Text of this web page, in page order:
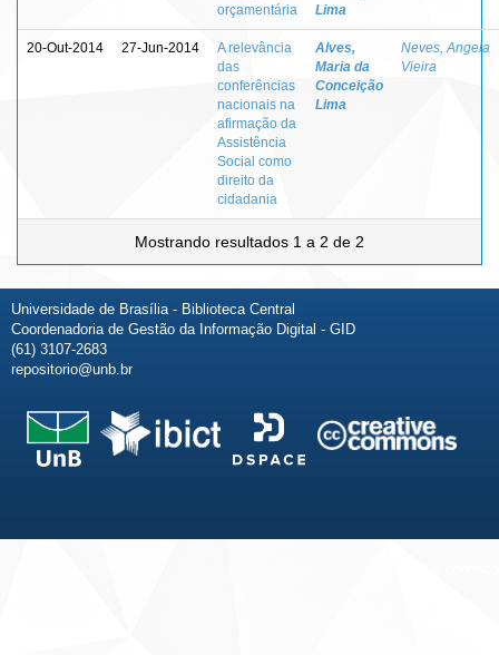
orçamentária
Lima
20-Out-2014 27-Jun-2014
A relevância
das
conferências
nacionais na
afirmação da
Assistência
Social como
direito da
cidadania
Alves,
Maria da
Conceição
Lima
Neves, Angela
Vieira
Mostrando resultados 1 a 2 de 2
Universidade de Brasília - Biblioteca Central
Coordenadoria de Gestão da Informação Digital - GID
(61) 3107-2683
repositorio@unb.br